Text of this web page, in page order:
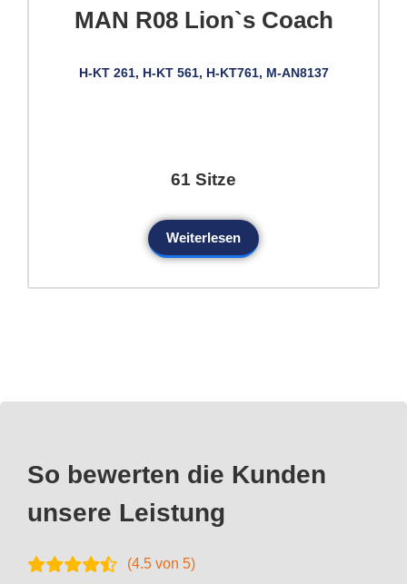
MAN R08 Lion`s Coach
H-KT 261, H-KT 561, H-KT761, M-AN8137
61 Sitze
Weiterlesen
So bewerten die Kunden
unsere Leistung
(4.5 von 5)